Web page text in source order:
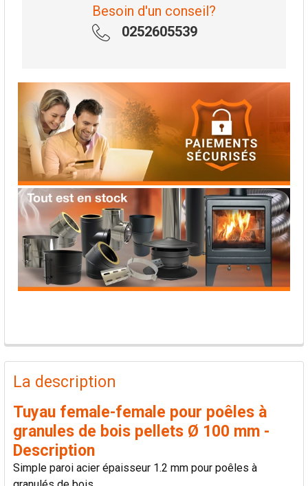
Besoin d'un conseil?
0252605539
PRODUITS
FRÉQUEMMENT
ACHETÉS
TOUT
SÉLECTIONNER
La description
Tuyau female-female pour poêles à
granules de bois pellets Ø 100 mm -
Description
Simple paroi acier épaisseur 1.2 mm pour poêles à